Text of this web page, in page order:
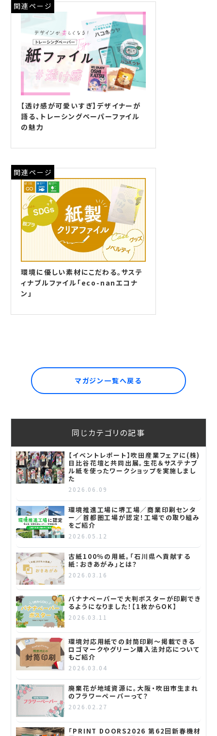
関連ページ
【透け感が可愛いすぎ】デザイナーが
語る、トレーシングペーパーファイル
の魅力
関連ページ
環境に優しい素材にこだわる。サステ
ィナブルファイル「eco-nanエコナ
ン」
同じカテゴリの記事
【イベントレポート】吹田産業フェアに(株)
日比谷花壇と共同出展。生花＆サステナブ
ル紙を使ったワークショップを実施しまし
た
2026.06.09
環境推進工場に堺工場／商業印刷センタ
ー／首都圏工場が認定！工場での取り組み
をご紹介
2026.05.12
古紙100％の用紙。「石川県へ貢献する
紙：おきあがみ」とは？
2026.03.16
バナナペーパーで大判ポスターが印刷でき
るようになりました！【1枚からOK】
2026.03.11
環境対応用紙での封筒印刷～掲載できる
ロゴマークやグリーン購入法対応について
もご紹介
2026.03.04
廃棄花が地域資源に。大阪・吹田市生まれ
のフラワーペーパーって？
2026.02.27
「PRINT DOORS2026 第62回新春機材
マガジン一覧へ戻る